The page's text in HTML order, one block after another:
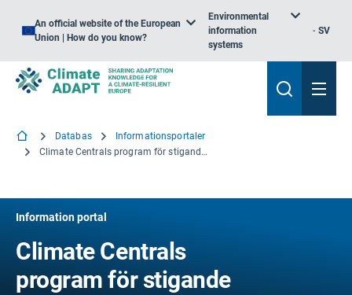
An official website of the European
Union | How do you know?
Environmental
information
systems
SV
Databas
Informationsportaler
Climate Centrals program för stigande havsnivåer
Information portal
Climate Centrals
program för stigande